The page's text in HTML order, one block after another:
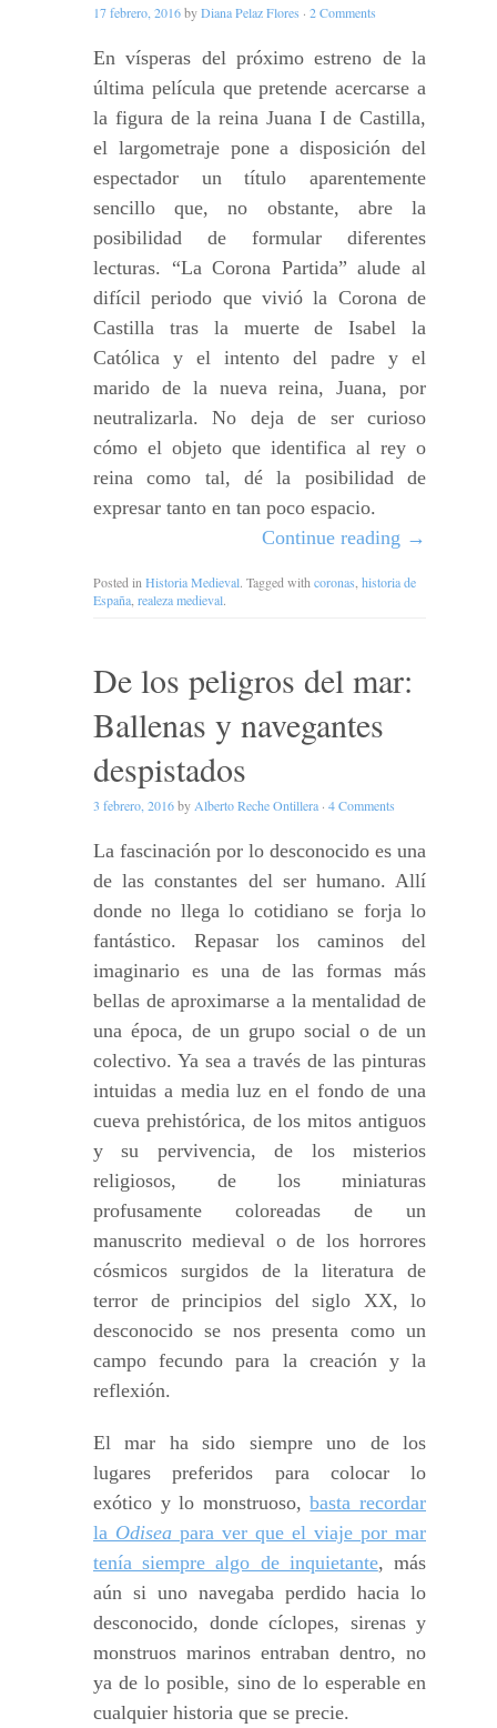
17 febrero, 2016byDiana Pelaz Flores · 2 Comments
En vísperas del próximo estreno de la
última película que pretende acercarse a
la figura de la reina Juana I de Castilla,
el largometraje pone a disposición del
espectador un título aparentemente
sencillo que, no obstante, abre la
posibilidad de formular diferentes
lecturas. “La Corona Partida” alude al
difícil periodo que vivió la Corona de
Castilla tras la muerte de Isabel la
Católica y el intento del padre y el
marido de la nueva reina, Juana, por
neutralizarla. No deja de ser curioso
cómo el objeto que identifica al rey o
reina como tal, dé la posibilidad de
expresar tanto en tan poco espacio.
Continue reading →
Posted in Historia Medieval. Tagged with coronas historia de
España realeza medieval.
De los peligros del mar:
Ballenas y navegantes
despistados
3 febrero, 2016by Alberto Reche Ontillera · 4 Comments
La fascinación por lo desconocido es una
de las constantes del ser humano. Allí
donde no llega lo cotidiano se forja lo
fantástico. Repasar los caminos del
imaginario es una de las formas más
bellas de aproximarse a la mentalidad de
una época, de un grupo social o de un
colectivo. Ya sea a través de las pinturas
intuidas a media luz en el fondo de una
cueva prehistórica, de los mitos antiguos
y su pervivencia, de los misterios
religiosos, de los miniaturas
profusamente coloreadas de un
manuscrito medieval o de los horrores
cósmicos surgidos de la literatura de
terror de principios del siglo XX, lo
desconocido se nos presenta como un
campo fecundo para la creación y la
reflexión.
El mar ha sido siempre uno de los
lugares preferidos para colocar lo
exótico y lo monstruoso,basta recordar
la Odisea para ver que el viaje por mar
tenía siempre algo de inquietante, más
aún si uno navegaba perdido hacia lo
desconocido, donde cíclopes, sirenas y
monstruos marinos entraban dentro, no
ya de lo posible, sino de lo esperable en
cualquier historia que se precie.